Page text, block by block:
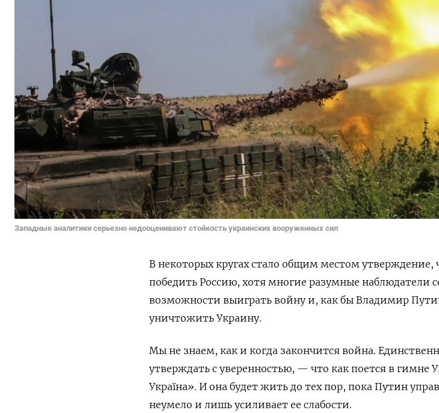
Западные аналитики серьезно недооценивают стойкость украинских вооруженных сил
В некоторых кругах стало общим местом
победить Россию, хотя многие разумные наблюдатели
возможности выиграть войну и, как бы Владимир
уничтожить Украину.
Мы не знаем, как и когда закончится война.
утверждать с уверенностью, — что как поется в гимне
Україна». И она будет жить до тех пор, пока Путин
неумело и лишь усиливает ее слабости.